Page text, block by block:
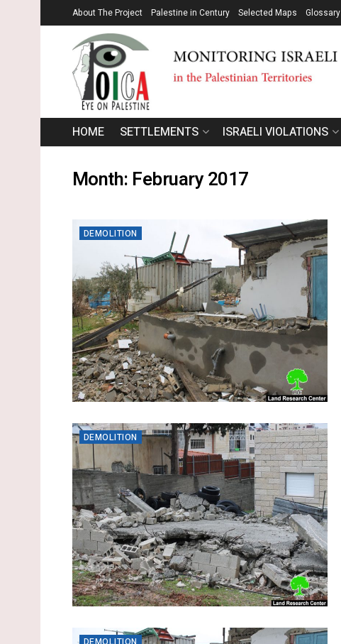
About The Project Palestine in Century Selected Maps Glossary
HOME SETTLEMENTS ISRAELI VIOLATIONS
Month: February 2017
DEMOLITION
DEMOLITION